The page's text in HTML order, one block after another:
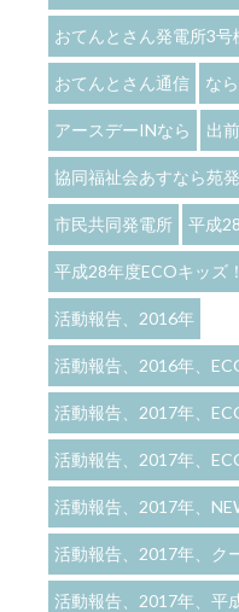
おてんとさん発電所3号
おてんとさん通信 な
アースデーINなら 出
協同福祉会あすなら苑
市民共同発電所 平成
平成28年度ECOキッズ
活動報告、2016年
活動報告、2016年、
活動報告、2017年、
活動報告、2017年、
活動報告、2017年、
活動報告、2017年、ク
活動報告、2017年、平